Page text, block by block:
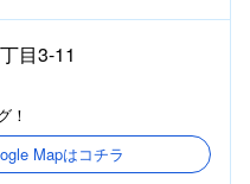
目3-11
！
Mapはコチラ